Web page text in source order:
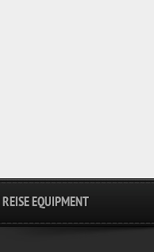
REISE EQUIPMENT